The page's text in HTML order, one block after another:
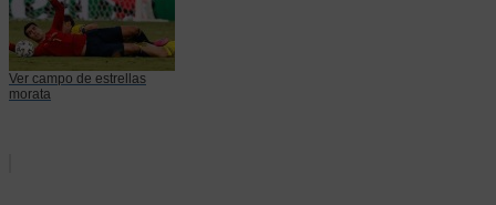
Ver campo de estrellas
morata